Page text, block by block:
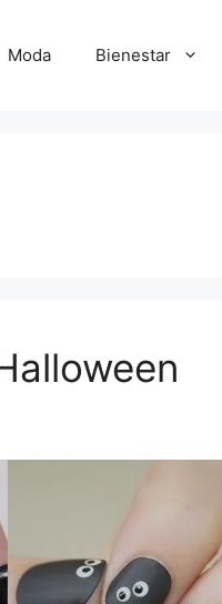
Moda Bienestar